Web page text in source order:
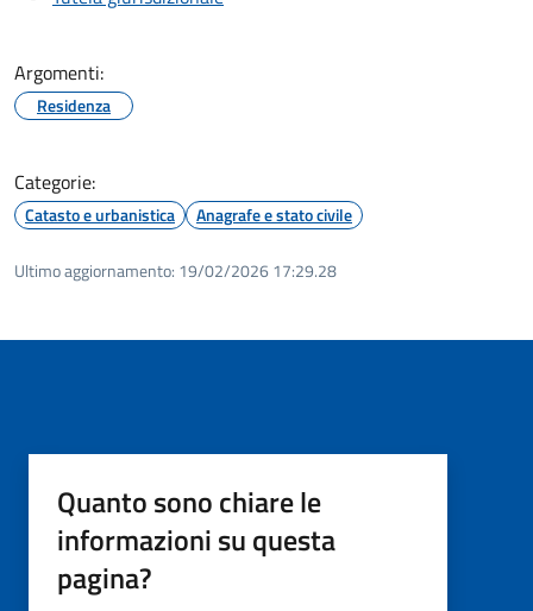
Argomenti:
Residenza
Categorie:
Catasto e urbanistica Anagrafe e stato civile
Ultimo aggiornamento: 19/02/2026 17:29.28
Quanto sono chiare le
informazioni su questa
pagina?